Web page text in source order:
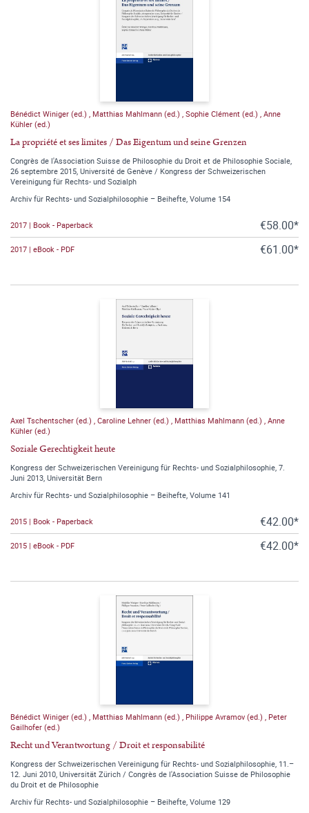
Bénédict Winiger (ed.) Matthias Mahlmann (ed.) Sophie Clément (ed.) Anne
Kühler (ed.)
La propriété et ses limites / Das Eigentum und seine Grenzen
Congrès de l'Association Suisse de Philosophie du Droit et de Philosophie Sociale,
26 septembre 2015, Université de Genève / Kongress der Schweizerischen
Vereinigung für Rechts- und Sozialph
Archiv für Rechts- und Sozialphilosophie – Beihefte, Volume 154
2017 | Book - Paperback €58.00*
2017 | eBook - PDF €61.00*
Axel Tschentscher (ed.) Caroline Lehner (ed.) Matthias Mahlmann (ed.) Anne
Kühler (ed.)
Soziale Gerechtigkeit heute
Kongress der Schweizerischen Vereinigung für Rechts- und Sozialphilosophie, 7.
Juni 2013, Universität Bern
Archiv für Rechts- und Sozialphilosophie – Beihefte, Volume 141
2015 | Book - Paperback €42.00*
2015 | eBook - PDF €42.00*
Bénédict Winiger (ed.) Matthias Mahlmann (ed.) Philippe Avramov (ed.)
Peter
Gailhofer (ed.)
Recht und Verantwortung / Droit et responsabilité
Kongress der Schweizerischen Vereinigung für Rechts- und Sozialphilosophie, 11.–
12. Juni 2010, Universität Zürich / Congrès de l'Association Suisse de Philosophie
du Droit et de Philosophie
Archiv für Rechts- und Sozialphilosophie – Beihefte, Volume 129